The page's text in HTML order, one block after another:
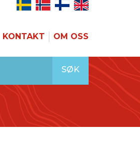
KONTAKT OM OSS
SØK